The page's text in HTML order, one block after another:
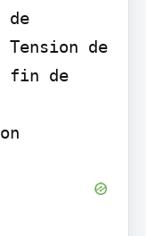
de
de
fin de